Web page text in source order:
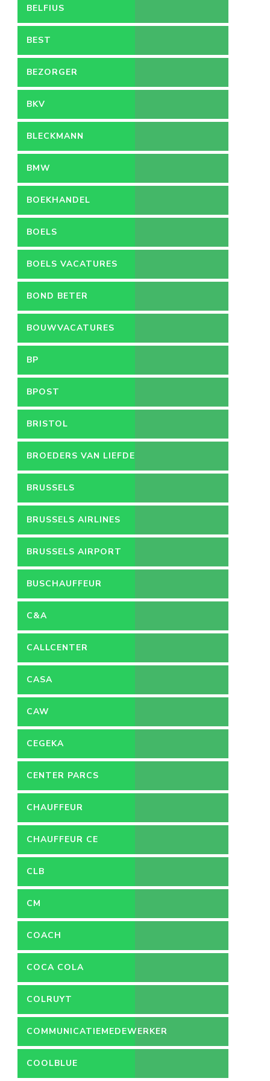
BELFIUS
BEST
BEZORGER
BKV
BLECKMANN
BMW
BOEKHANDEL
BOELS
BOELS VACATURES
BOND BETER
LEEFMILIEU
BOUWVACATURES
BP
BPOST
BRISTOL
BROEDERS VAN LIEFDE
BRUSSELS
BRUSSELS AIRLINES
BRUSSELS AIRPORT
BUSCHAUFFEUR
C&A
CALLCENTER
VACATURES
CASA
CAW
CEGEKA
CENTER PARCS
CHAUFFEUR
CHAUFFEUR CE
CLB
CM
COACH
COCA COLA
COLRUYT
COMMUNICATIEMEDEWERKER
COOLBLUE